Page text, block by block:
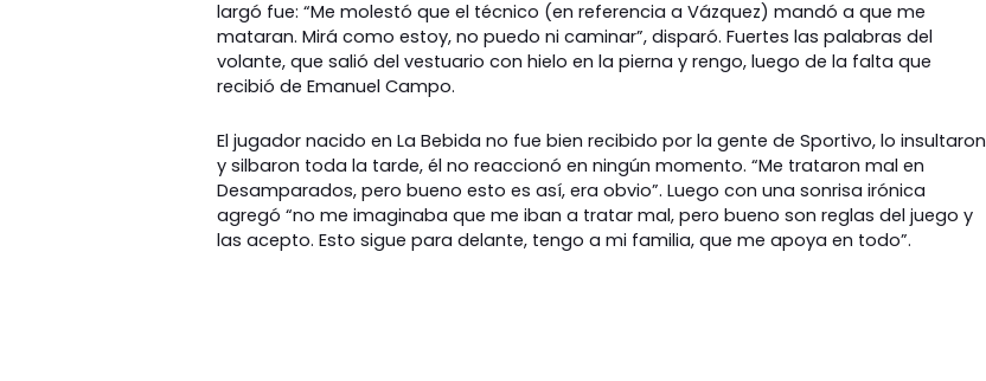
largó fue: “Me molestó que el técnico (en referencia a Vázquez) mandó a que me
mataran. Mirá como estoy, no puedo ni caminar”, disparó. Fuertes las palabras del
volante, que salió del vestuario con hielo en la pierna y rengo, luego de la falta que
recibió de Emanuel Campo.
El jugador nacido en La Bebida no fue bien recibido por la gente de Sportivo, lo insultaron
y silbaron toda la tarde, él no reaccionó en ningún momento. “Me trataron mal en
Desamparados, pero bueno esto es así, era obvio”. Luego con una sonrisa irónica
agregó “no me imaginaba que me iban a tratar mal, pero bueno son reglas del juego y
las acepto. Esto sigue para delante, tengo a mi familia, que me apoya en todo”.